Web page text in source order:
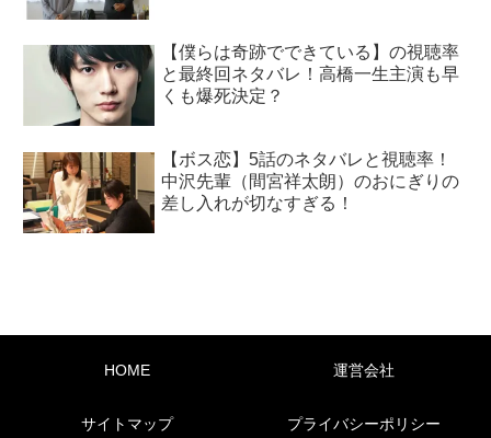
【僕らは奇跡でできている】の視聴率
と最終回ネタバレ！高橋一生主演も早
くも爆死決定？
【ボス恋】5話のネタバレと視聴率！
中沢先輩（間宮祥太朗）のおにぎりの
差し入れが切なすぎる！
HOME 運営会社
サイトマップ プライバシーポリシー